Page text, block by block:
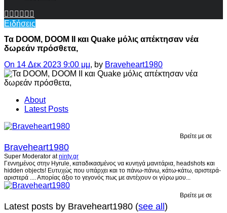
Ειδήσεις
Τα DOOM, DOOM II και Quake μόλις απέκτησαν νέα
δωρεάν πρόσθετα,
On 14 Δεκ 2023 9:00 μμ, by Braveheart1980
About
Latest Posts
Βρείτε με σε
Braveheart1980
Super Moderator atninty.gr
Γεννημένος στην Hyrule, καταδικασμένος να κυνηγά μανιτάρια, headshots και
hidden objects! Ευτυχώς που υπάρχει και το πάνω-πάνω, κάτω-κάτω, αριστερά-
αριστερά .... Απορίας άξιο το γεγονός πως με αντέχουν οι γύρω μου...
Βρείτε με σε
Latest posts by Braveheart1980 (see all)